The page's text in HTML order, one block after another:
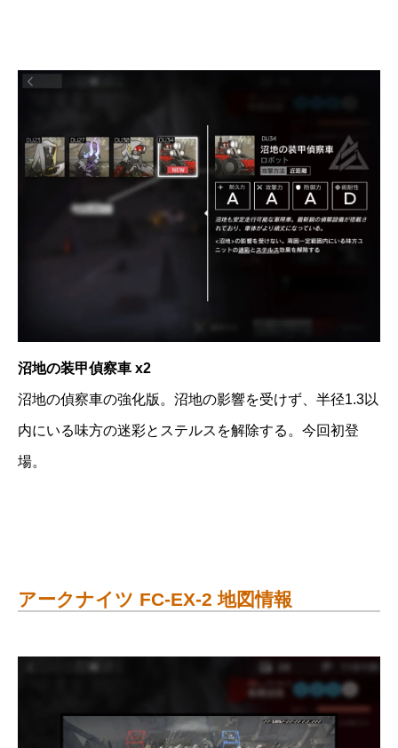
沼地の装甲偵察車 x2
沼地の偵察車の強化版。沼地の影響を受けず、半径1.3以
内にいる味方の迷彩とステルスを解除する。今回初登
場。
アークナイツ FC-EX-2 地図情報